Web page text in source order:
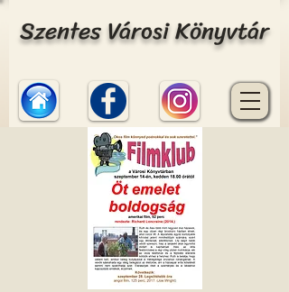
Szentes Városi Könyvtár